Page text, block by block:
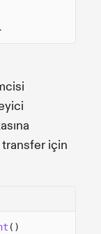
transfer için
()